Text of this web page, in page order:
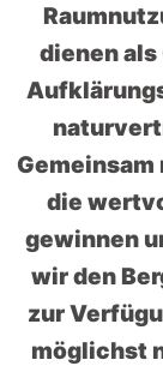
dienen
die
gewinnen
wir den
zur
möglichst